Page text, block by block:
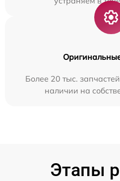
Более 20 тыс.
наличии на
Этапы